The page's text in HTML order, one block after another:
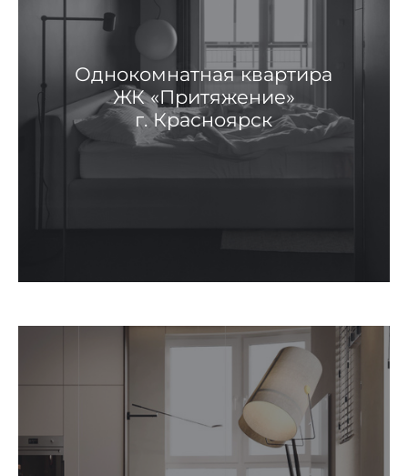
Однокомнатная квартира
ЖК «Притяжение»
г. Красноярск